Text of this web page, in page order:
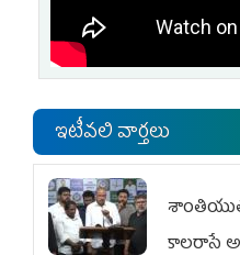
ఇటీవలి వార్తలు
కాలరాసే